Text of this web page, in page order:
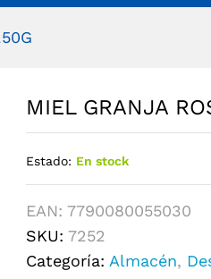
MIEL GRANJA
Estado: En stock
EAN: 7790080055030
SKU: 7252
Categoría: Almacén,